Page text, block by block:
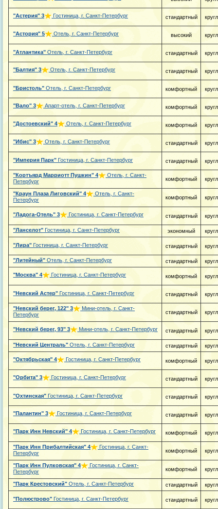
"Астерия" 3 Гостиница, г. Санкт-Петербург стандартный
"Астория" 5 Отель, г. Санкт-Петербург высокий
"Атлантика" Отель, г. Санкт-Петербург стандартный
"Балтия" 3 Отель, г. Санкт-Петербург стандартный
"Бристоль" Отель, г. Санкт-Петербург комфортный
"Вало" 3 Апарт-отель, г. Санкт-Петербург комфортный
"Достоевский" 4 Отель, г. Санкт-Петербург комфортный
"Ибис" 3 Отель, г. Санкт-Петербург стандартный
"Империя Парк" Гостиница, г. Санкт-Петербург стандартный
"Кортъярд Марриотт Пушкин" 4
Отель, г. Санкт-
Петербург
комфортный
"Краун Плаза Лиговский" 4
Отель, г. Санкт-
Петербург
комфортный
"Ладога-Отель" 3 Гостиница, г. Санкт-Петербург стандартный
"Ланселот" Гостиница, г. Санкт-Петербург экономный
"Лира" Гостиница, г. Санкт-Петербург стандартный
"Литейный" Отель, г. Санкт-Петербург стандартный
"Москва" 4 Гостиница, г. Санкт-Петербург комфортный
"Невский Астер" Гостиница, г. Санкт-Петербург стандартный
"Невский берег, 122" 3
Мини-отель, г. Санкт-
Петербург
стандартный
"Невский берег, 93" 3 Мини-отель, г. Санкт-Петербург стандартный
"Невский Централь" Отель, г. Санкт-Петербург стандартный
"Октябрьская" 4 Гостиница, г. Санкт-Петербург комфортный
"Орбита" 3 Гостиница, г. Санкт-Петербург стандартный
"Охтинская" Гостиница, г. Санкт-Петербург стандартный
"Палантин" 3 Гостиница, г. Санкт-Петербург стандартный
"Парк Инн Невский" 4 Гостиница, г. Санкт-Петербург комфортный
"Парк Инн Прибалтийская" 4
Гостиница, г. Санкт-
Петербург
комфортный
"Парк Инн Пулковская" 4
Гостиница, г. Санкт-
Петербург
комфортный
"Парк Крестовский" Отель, г. Санкт-Петербург стандартный
"Полюстрово" Гостиница, г. Санкт-Петербург стандартный